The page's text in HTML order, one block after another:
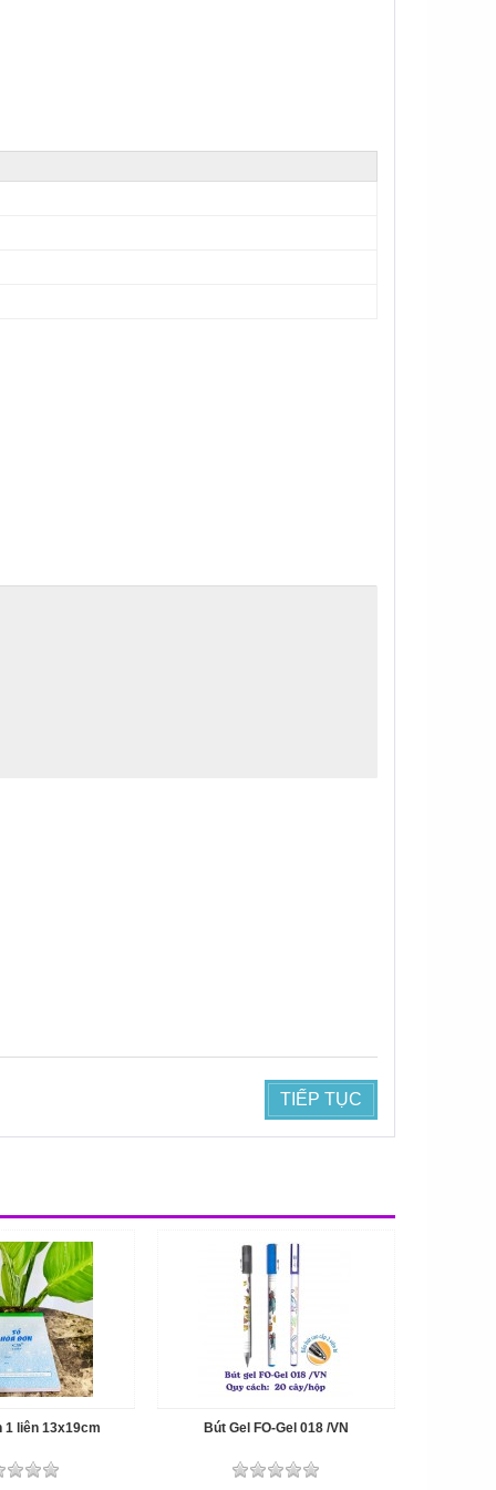
TIẾP TỤC
1 liên 13x19cm Bút Gel FO-Gel 018 /VN